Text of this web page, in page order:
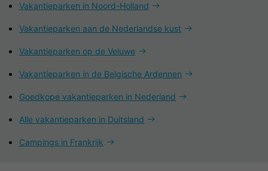
Vakantieparken in Noord-Holland
Vakantieparken aan de Nederlandse kust
Vakantieparken op de Veluwe
Vakantieparken in de Belgische Ardennen
Goedkope vakantieparken in Nederland
Alle vakantieparken in Duitsland
Campings in Frankrijk